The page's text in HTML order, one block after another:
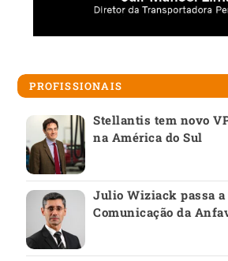
PROFISSIONAIS
Stellantis tem novo
na América do Sul
Julio Wiziack passa a
Comunicação da